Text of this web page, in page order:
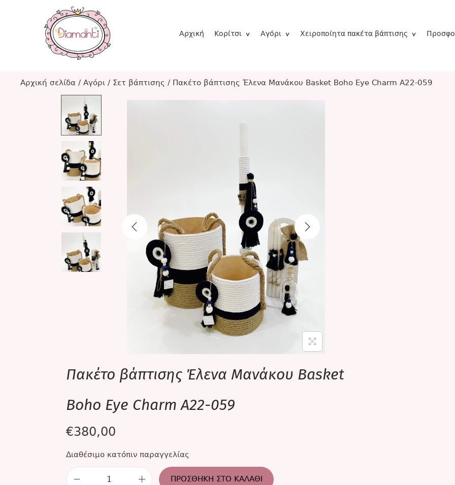
Αρχική Κορίτσι Αγόρι Χειροποίητα πακέτα βάπτισης
Αρχική σελίδα / Αγόρι / Σετ βάπτισης / Πακέτο βάπτισης Έλενα Μανάκου Basket Boho Eye Charm A22-059
Πακέτο βάπτισης Έλενα Μανάκου Basket
Boho Eye Charm A22-059
€380,00
Διαθέσιμο κατόπιν παραγγελίας
ΠΡΟΣΘΉΚΗ ΣΤΟ ΚΑΛΆΘΙ